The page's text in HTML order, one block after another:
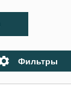
Фильтры